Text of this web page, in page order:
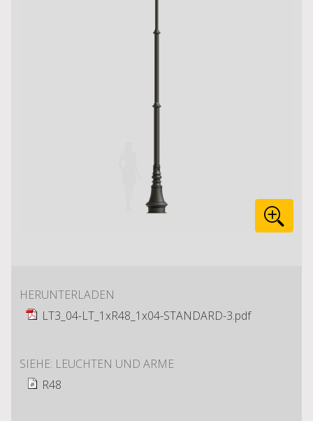
HERUNTERLADEN
LT3_04-LT_1xR48_1x04-STANDARD-3.pdf
SIEHE: LEUCHTEN UND ARME
R48